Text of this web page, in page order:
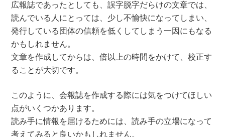
広報誌であったとしても、誤字脱字だらけの文章では、
読んでいる人にとっては、少し不愉快になってしまい、
発行している団体の信頼を低くしてしまう一因にもなる
かもしれません。
文章を作成してからは、倍以上の時間をかけて、校正す
ることが大切です。
このように、会報誌を作成する際には気をつけてほしい
点がいくつかあります。
読み手に情報を届けるためには、読み手の立場になって
考えてみると良いかもしれません。